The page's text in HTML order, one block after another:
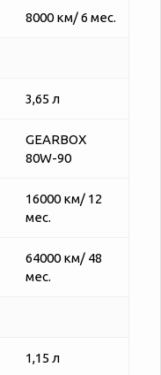
8000 км/ 6 мес.
3,65 л
GEARBOX
80W-90
16000 км/ 12
мес.
64000 км/ 48
мес.
1,15 л